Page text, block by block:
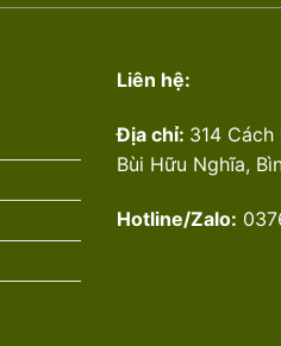
Liên hệ:
Địa chỉ: 314 Cách
Bùi Hữu Nghĩa,
Hotline/Zalo: